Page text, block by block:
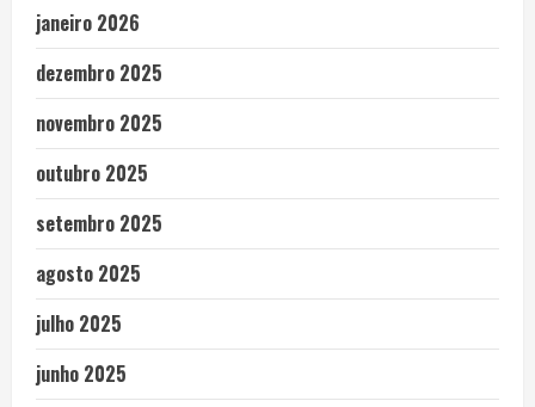
janeiro 2026
dezembro 2025
novembro 2025
outubro 2025
setembro 2025
agosto 2025
julho 2025
junho 2025